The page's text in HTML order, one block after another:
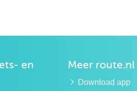
en
Meer route.nl
Download app